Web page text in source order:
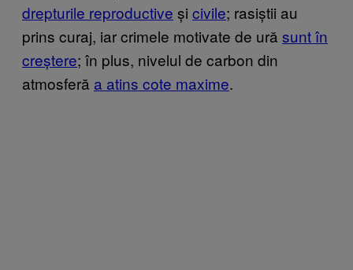
drepturile reproductive și civile; rasiștii au
prins curaj, iar crimele motivate de ură sunt în
creștere; în plus, nivelul de carbon din
atmosferă a atins cote maxime.